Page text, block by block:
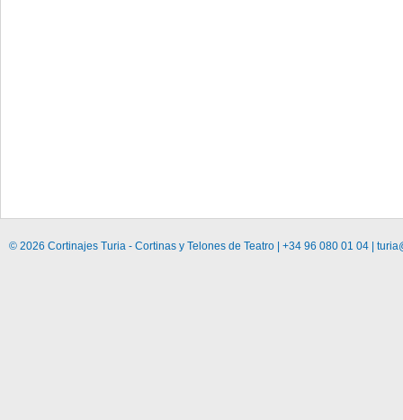
© 2026 Cortinajes Turia - Cortinas y Telones de Teatro | +34 96 080 01 04 |